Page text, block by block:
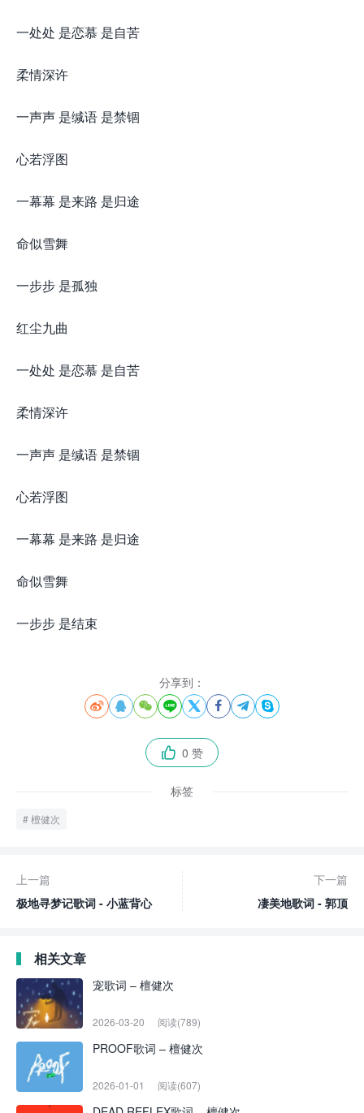
一处处 是恋慕 是自苦
柔情深许
一声声 是缄语 是禁锢
心若浮图
一幕幕 是来路 是归途
命似雪舞
一步步 是孤独
红尘九曲
一处处 是恋慕 是自苦
柔情深许
一声声 是缄语 是禁锢
心若浮图
一幕幕 是来路 是归途
命似雪舞
一步步 是结束
分享到：
       
 0 赞
标签
檀健次
上一篇
极地寻梦记歌词 - 小蓝背心
下一篇
凄美地歌词 - 郭顶
相关文章
宠歌词 – 檀健次
2026-03-20 阅读(789)
PROOF歌词 – 檀健次
2026-01-01 阅读(607)